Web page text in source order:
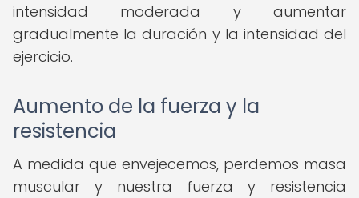
intensidad moderada y aumentar
gradualmente la duración y la intensidad del
ejercicio.
Aumento de la fuerza y la
resistencia
A medida que envejecemos, perdemos masa
muscular y nuestra fuerza y resistencia